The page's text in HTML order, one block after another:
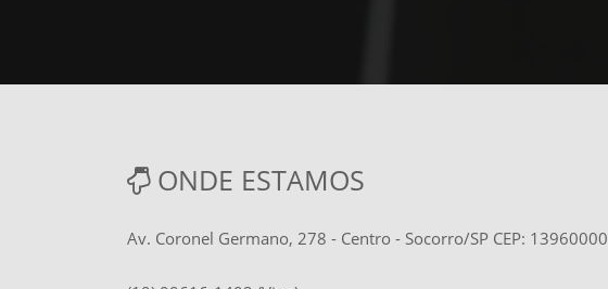
ONDE ESTAMOS
Av. Coronel Germano, 278 - Centro - Socorro/SP CEP: 13960000